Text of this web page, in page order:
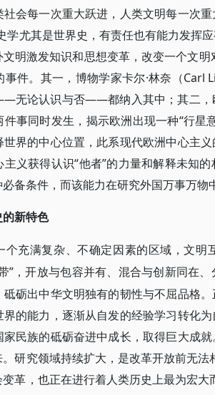
会每一次重大跃进，人类文明每一次
学尤其是世界史，有责任也有能力发挥
明激发知识和思想变革，改变一个文
件。其一，博物学家卡尔·林奈（Carl
无论认识与否——都纳入其中；其二，
事同时发生，揭示欧洲出现一种“行星
界的中心位置，此系现代欧洲中心主
义获得认识“他者”的力量和解释未知
备条件，而该能力在研究外国万事万物
的新特色
个充满复杂、不确定因素的区域，文明
”，开放与包容并有、混合与创新同在
砺出中华文明独有的韧性与不屈品格
的能力，逐渐从自发的经验学习转化
民族的砥砺奋进中成长，取得巨大成
研究领域持续扩大，是改革开放前无
革，也正在进行着人类历史上最为宏